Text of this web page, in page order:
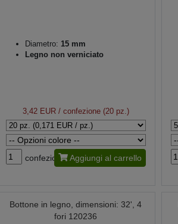
Diametro: 15 mm
Legno non verniciato
3,42 EUR/ confezione (20 pz.)
confezione Aggiungi al carrello
Bottone in legno, dimensioni: 32', 4
fori 120236